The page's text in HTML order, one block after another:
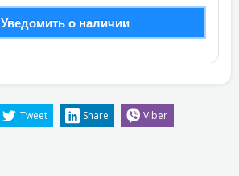
Уведомить о наличии
Tweet Share Viber